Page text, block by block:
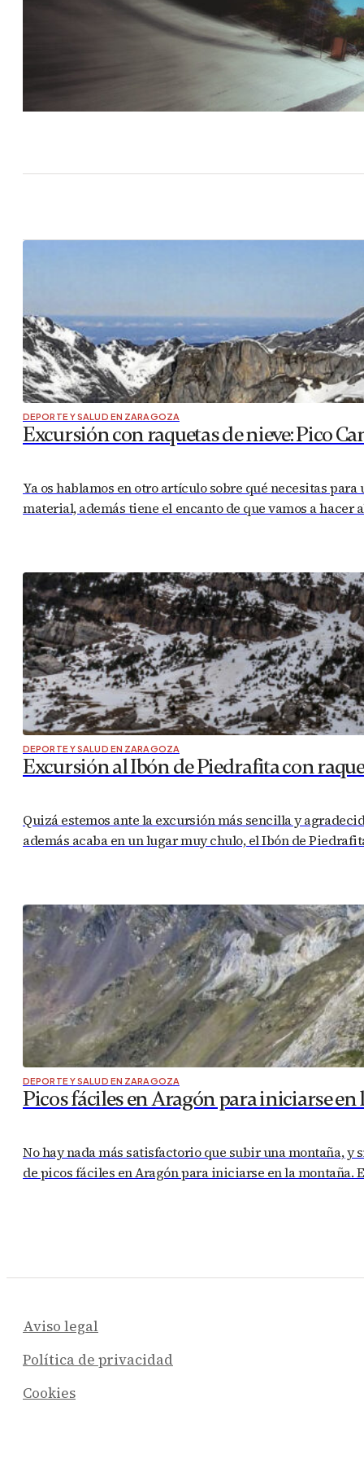
DEPORTE Y SALUD EN ZARAGOZA
Excursión con raquetas de nieve: Pico
Ya os hablamos en otro artículo sobre qué necesitas
material, además tiene el encanto de que vamos a hacer
DEPORTE Y SALUD EN ZARAGOZA
Excursión al Ibón de Piedrafita con
Quizá estemos ante la excursión más sencilla y
además acaba en un lugar muy chulo, el Ibón de
DEPORTE Y SALUD EN ZARAGOZA
Picos fáciles en Aragón para iniciarse
No hay nada más satisfactorio que subir una montaña, y
de picos fáciles en Aragón para iniciarse en la montaña.
Aviso legal
Política de privacidad
Cookies